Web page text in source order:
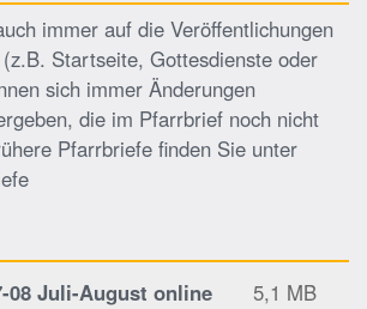
immer auf die Veröffentlichungen
Startseite, Gottesdienste oder
sich immer Änderungen
die im Pfarrbrief noch nicht
Pfarrbriefe finden Sie unter
08 Juli-August online 5,1 MB